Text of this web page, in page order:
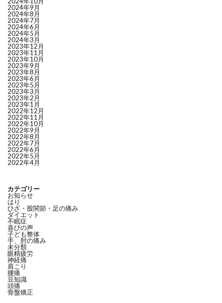
2024年9月
2024年8月
2024年7月
2024年6月
2024年5月
2024年3月
2023年12月
2023年11月
2023年10月
2023年9月
2023年8月
2023年6月
2023年5月
2023年3月
2023年2月
2023年1月
2022年12月
2022年11月
2022年10月
2022年9月
2022年8月
2022年7月
2022年6月
2022年5月
2022年4月
カテゴリー
お知らせ
はり
ひざ・股関節・足の痛み
ダイエット
不眠症
喜びの声
子ども整体
手、肘の痛み
未分類
眼精疲労
神経痛
肩こり
腰痛
豆知識
頭痛
骨盤矯正